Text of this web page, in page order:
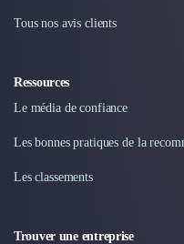
Tous nos avis clients
Ressources
Le média de confiance
Les bonnes pratiques de la
Les classements
Trouver une entreprise